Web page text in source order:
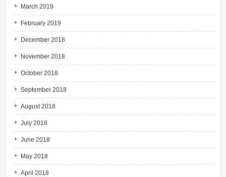
March 2019
February 2019
December 2018
November 2018
October 2018
September 2018
August 2018
July 2018
June 2018
May 2018
April 2018